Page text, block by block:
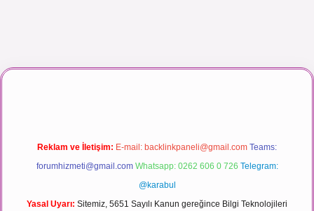
canlı maç izle
Reklam ve İletişim: E-mail: backlinkpaneli@gmail.com Teams:
forumhizmeti@gmail.com Whatsapp: 0262 606 0 726 Telegram:
@karabul
Yasal Uyarı: Sitemiz, 5651 Sayılı Kanun gereğince Bilgi Teknolojileri